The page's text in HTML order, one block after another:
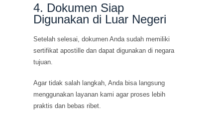
4. Dokumen Siap
Digunakan di Luar Negeri
Setelah selesai, dokumen Anda sudah memiliki
sertifikat apostille dan dapat digunakan di negara
tujuan.
Agar tidak salah langkah, Anda bisa langsung
menggunakan layanan kami agar proses lebih
praktis dan bebas ribet.